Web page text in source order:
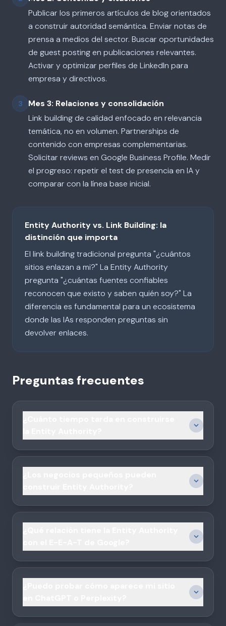
Publicar los primeros artículos de blog orientados
a construir autoridad semántica. Enviar notas de
prensa a medios del sector. Buscar oportunidades
de guest posting en publicaciones relevantes.
Activar y optimizar perfiles de LinkedIn para
empresa y directivos.
3
Mes 3: Relaciones y consolidación
Link building de calidad enfocado en relevancia
temática, no en volumen. Partnerships de
contenido con empresas complementarias.
Solicitar reviews en Google Business Profile. Medir
el progreso: repetir el test de presencia en IA y
comparar con la línea base inicial.
Entity Authority vs. Link Building: la
distinción que importa
El link building tradicional pregunta "¿cuántos
sitios enlazan a mi?" La Entity Authority
pregunta "¿cuántas fuentes confiables
reconocen que existo y saben quién soy?" La
diferencia es fundamental para un ecosistema
donde las IAs responden preguntas sin
devolver enlaces.
Preguntas frecuentes